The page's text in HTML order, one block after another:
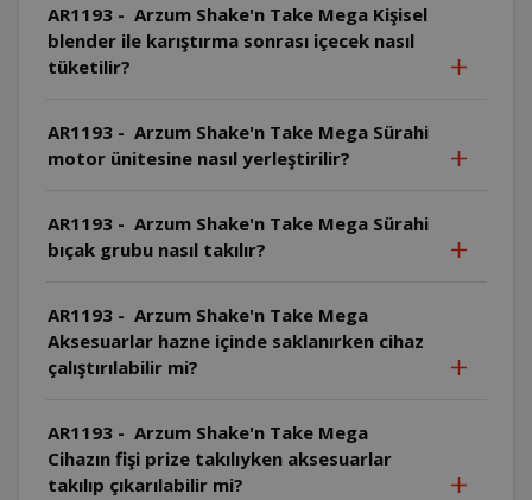
AR1193 - Arzum Shake'n Take Mega Kişisel
blender ile karıştırma sonrası içecek nasıl
tüketilir?
AR1193 - Arzum Shake'n Take Mega Sürahi
motor ünitesine nasıl yerleştirilir?
AR1193 - Arzum Shake'n Take Mega Sürahi
bıçak grubu nasıl takılır?
AR1193 - Arzum Shake'n Take Mega
Aksesuarlar hazne içinde saklanırken cihaz
çalıştırılabilir mi?
AR1193 - Arzum Shake'n Take Mega
Cihazın fişi prize takılıyken aksesuarlar
takılıp çıkarılabilir mi?